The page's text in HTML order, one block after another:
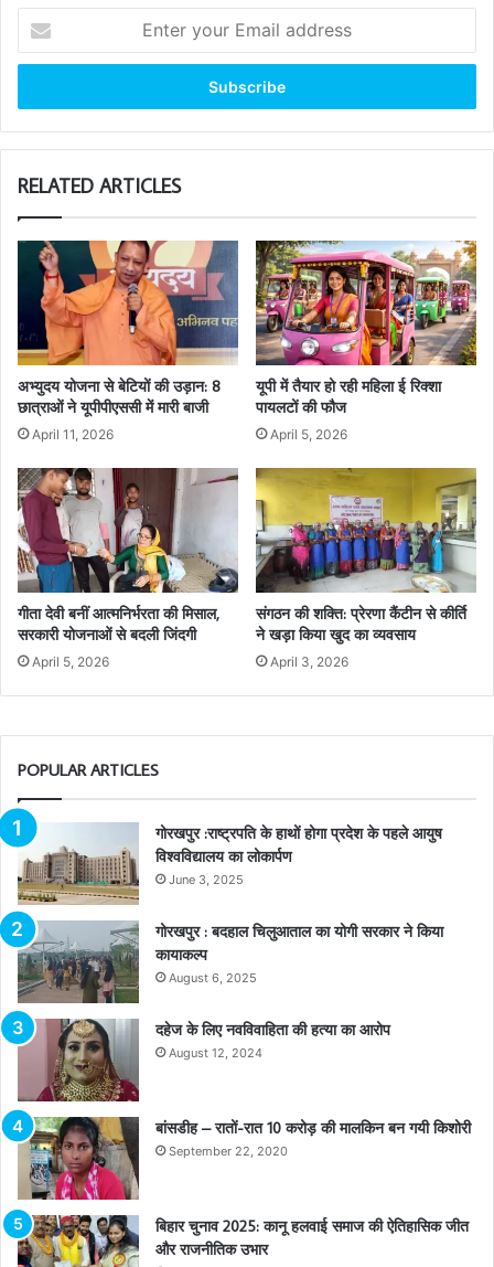
your
Email
RELATED ARTICLES
अभ्युदय योजना से बेटियों की उड़ान: 8
छात्राओं ने यूपीपीएससी में मारी बाजी
April 11, 2026
यूपी में तैयार हो रही महिला ई रिक्शा
पायलटों की फौज
April 5, 2026
गीता देवी बनीं आत्मनिर्भरता की मिसाल,
सरकारी योजनाओं से बदली जिंदगी
April 5, 2026
संगठन की शक्ति: प्रेरणा कैंटीन से कीर्ति
ने खड़ा किया खुद का व्यवसाय
April 3, 2026
POPULAR ARTICLES
गोरखपुर :राष्ट्रपति के हाथों होगा प्रदेश के पहले आयुष
विश्वविद्यालय का लोकार्पण
June 3, 2025
गोरखपुर : बदहाल चिलुआताल का योगी सरकार ने किया
कायाकल्प
August 6, 2025
दहेज के लिए नवविवाहिता की हत्या का आरोप
August 12, 2024
बांसडीह – रातों-रात 10 करोड़ की मालकिन बन गयी किशोरी
September 22, 2020
बिहार चुनाव 2025: कानू हलवाई समाज की ऐतिहासिक जीत
और राजनीतिक उभार